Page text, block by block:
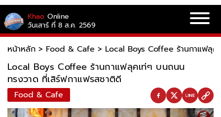
Khao Online
วันเสาร์ ที่ 8 ส.ค. 2569
หน้าหลัก > Food & Cafe > Local Boys Coffee ร้านกาแฟลุ
Local Boys Coffee ร้านกาแฟลุคเท่ๆ บนถนน
ทรงวาด ที่เสิร์ฟกาแฟรสชาติดี
Food & Cafe